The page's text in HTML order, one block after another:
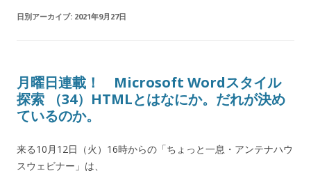
日別アーカイブ: 2021年9月27日
月曜日連載！ Microsoft Wordスタイル
探索 （34）HTMLとはなにか。だれが決め
ているのか。
来る10月12日（火）16時からの「ちょっと一息・アンテナハウ
スウェビナー」は、